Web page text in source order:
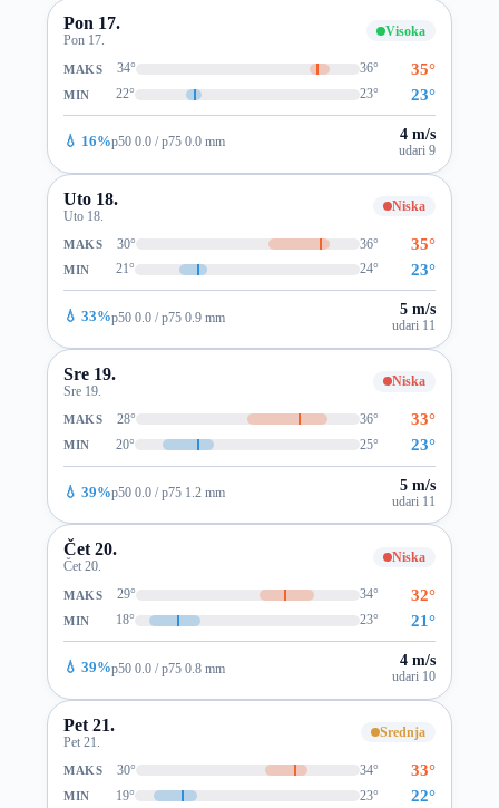
Pon 17.
Pon 17.
Visoka
MAKS 34° 36° 35°
MIN 22° 23° 23°
💧 16%p50 0.0 / p75 0.0 mm 4 m/s
udari 9
Uto 18.
Uto 18.
Niska
MAKS 30° 36° 35°
MIN 21° 24° 23°
💧 33%p50 0.0 / p75 0.9 mm 5 m/s
udari 11
Sre 19.
Sre 19.
Niska
MAKS 28° 36° 33°
MIN 20° 25° 23°
💧 39%p50 0.0 / p75 1.2 mm 5 m/s
udari 11
Čet 20.
Čet 20.
Niska
MAKS 29° 34° 32°
MIN 18° 23° 21°
💧 39%p50 0.0 / p75 0.8 mm 4 m/s
udari 10
Pet 21.
Pet 21.
Srednja
MAKS 30° 34° 33°
MIN 19° 23° 22°